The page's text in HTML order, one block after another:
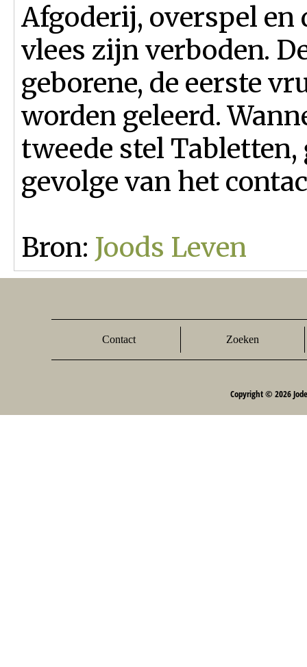
Afgoderij, overspel
vlees zijn verboden.
geborene, de eerste
worden geleerd.
tweede stel
gevolge van het
Bron: Joods Leven
Contact Zoeken
Copyright © 2026